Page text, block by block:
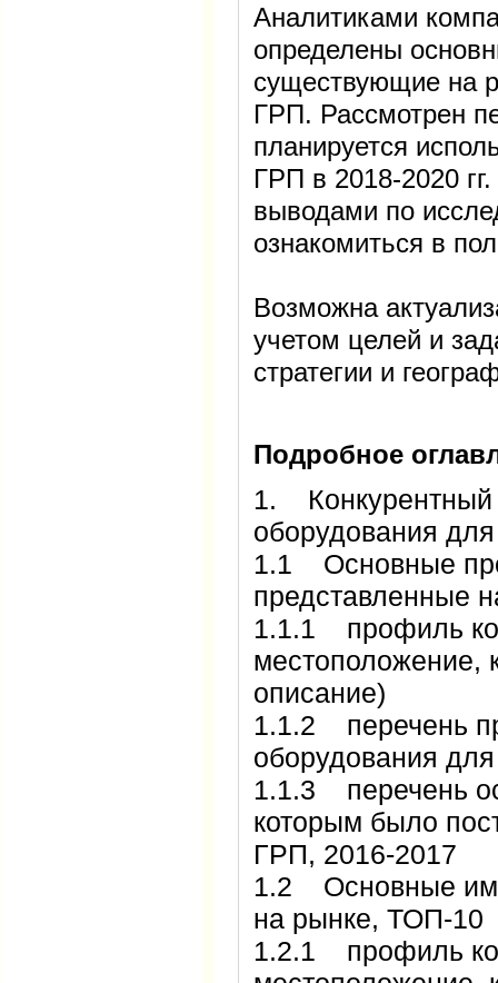
Аналитиками
определены
существующие на
ГРП. Рассмотрен
планируется
ГРП в 2018-2020
выводами по
ознакомиться в
Возможна
учетом целей и
стратегии и
Подробное
1. Конкурентный
оборудования
1.1 Основные
1.1.1 профиль
местоположение,
описание)
1.1.2 перечень
оборудования
1.1.3 перечень
которым было
ГРП, 2016-2017
1.2 Основные
на рынке, ТОП-
1.2.1 профиль